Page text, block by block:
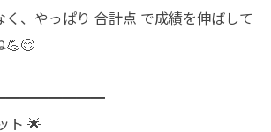
、やっぱり 合計点 で成績を伸ばして
💪😊
ト 🌟